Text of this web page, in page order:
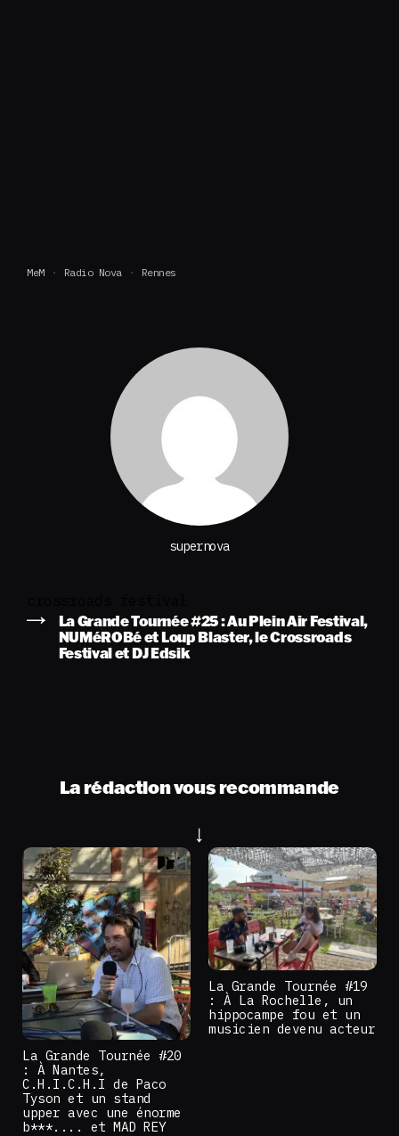
MeM Radio Nova Rennes
supernova
La Grande Tournée #25 : Au Plein Air Festival,
NUMéROBé et Loup Blaster, le Crossroads
Festival et DJ Edsik
La rédaction vous recommande
La Grande Tournée #20
: À Nantes,
C.H.I.C.H.I de Paco
Tyson et un stand
upper avec une énorme
b***.... et MAD REY
La Grande Tournée #19
: À La Rochelle, un
hippocampe fou et un
musicien devenu acteur